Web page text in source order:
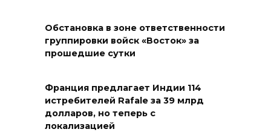
Обстановка в зоне ответственности
группировки войск «Восток» за
прошедшие сутки
Франция предлагает Индии 114
истребителей Rafale за 39 млрд
долларов, но теперь с
локализацией